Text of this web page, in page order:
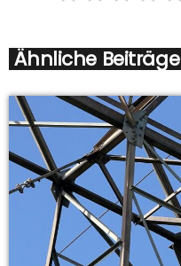
Ähnliche Beiträge